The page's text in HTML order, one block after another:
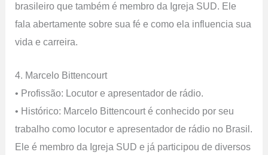
brasileiro que também é membro da Igreja SUD. Ele
fala abertamente sobre sua fé e como ela influencia sua
vida e carreira.
4. Marcelo Bittencourt
• Profissão: Locutor e apresentador de rádio.
• Histórico: Marcelo Bittencourt é conhecido por seu
trabalho como locutor e apresentador de rádio no Brasil.
Ele é membro da Igreja SUD e já participou de diversos